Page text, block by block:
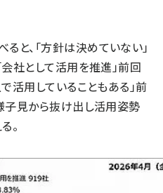
と、「方針は決めていない」
社として活用を推進」前回
用していることもある」前
見から抜け出し活用姿勢
。